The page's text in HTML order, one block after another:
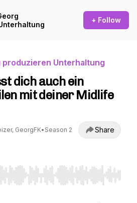
+ Follow
produzieren Unterhaltung
dich auch ein
mit deiner Midlife
GeorgFK• Season 2 Share
Right to seek, Home/End to jump